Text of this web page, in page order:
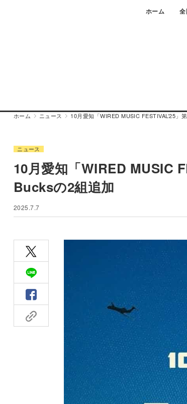
ホーム
ホーム ニュース 10月愛知「WIRED MUSIC FESTIVAL’25
ニュース
10月愛知「WIRED MUSIC
Bucksの2組追加
2025.7.7